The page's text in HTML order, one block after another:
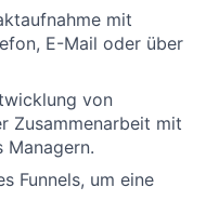
mit
E-Mail oder über
von
Zusammenarbeit mit
Managern.
Funnels, um eine